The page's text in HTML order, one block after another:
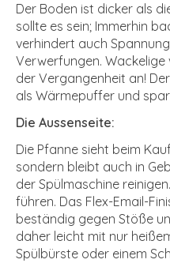
Der Boden ist dicker als
sollte es sein; Immerhin
verhindert auch
Verwerfungen.
der Vergangenheit an!
als Wärmepuffer und
Die Aussenseite:
Die Pfanne sieht beim
sondern bleibt auch in
der Spülmaschine
führen. Das Flex-Email-
beständig gegen Stöße
daher leicht mit nur
Spülbürste oder einem